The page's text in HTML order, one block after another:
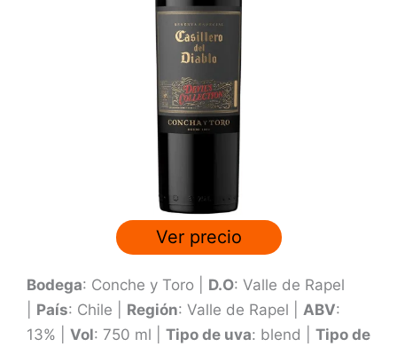
Ver precio
Bodega: Conche y Toro | D.O: Valle de Rapel
País: Chile | Región: Valle de Rapel | ABV:
13% | Vol: 750 ml | Tipo de uva: blend | Tipo de